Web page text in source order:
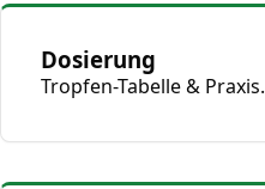
Dosierung
Tropfen-Tabelle & Praxis.